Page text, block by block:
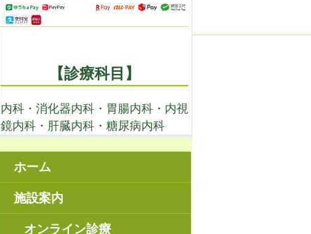
【診療科目】
内科・消化器内科・胃腸内科・内視
鏡内科・肝臓内科・糖尿病内科
ホーム
施設案内
オンライン診療